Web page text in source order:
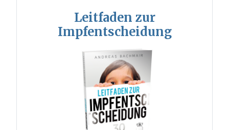
Leitfaden zur
Impfentscheidung